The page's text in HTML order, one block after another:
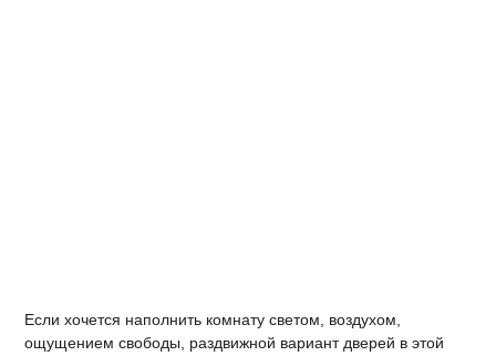
Если хочется наполнить комнату светом, воздухом,
ощущением свободы, раздвижной вариант дверей в этой